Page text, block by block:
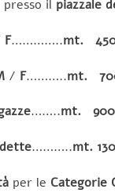
il piazzale
F…………..mt. 4
/ F………..mt.
……..mt. 900
………..mt.
per le Categorie